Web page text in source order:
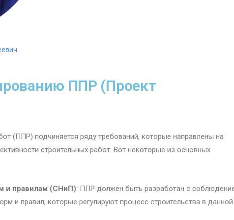
ППР (Проект
(ППР) подчиняется ряду требований, которые направлены на
строительных работ. Вот некоторые из основных
и правилам (СНиП): ППР должен быть разработан с
и правил, которые регулируют процесс строительства в данной